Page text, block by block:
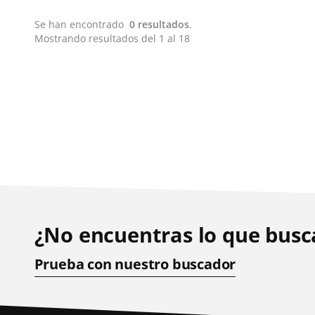
Se han encontrado 0 resultados.
Mostrando resultados del 1 al 18
¿No encuentras lo que
Prueba con nuestro buscador